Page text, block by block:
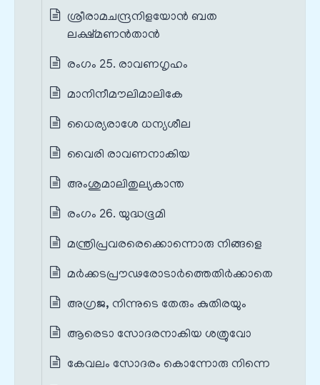
ശ്രീരാമചന്ദ്രനിളയോൻ ബത
ലക്ഷ്മണൻതാൻ
രംഗം 25. രാവണഗൃഹം
മാനിനീമൗലിമാലികേ
ധൈര്യരാശേ ധന്യശീല
വൈരി രാവണനാകിയ
അംശുമാലിതുല്യകാന്ത
രംഗം 26. യുദ്ധഭൂമി
മന്ത്രിപ്രവരരെക്കൊന്നൊരു നിങ്ങളെ
മർക്കടപ്രൗഢരോടാർത്തെതിർക്കാതെ
അഗ്രജ, നിന്നുടെ തേരും കുതിരയും
ആരെടാ സോദരനാകിയ ശത്രുവോ
കേവലം സോദരം കൊന്നോരു നിന്നെ